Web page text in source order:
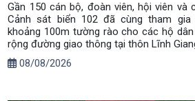
Gần 150 cán bộ, đoàn viên, hội viên và
Cảnh sát biển 102 đã cùng tham
khoảng 100m tường rào cho các hộ
rộng đường giao thông tại thôn Lĩnh
08/08/2026